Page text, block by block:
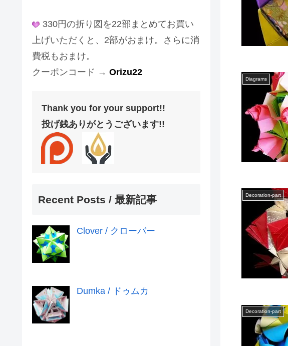
Diagrams
Decoration-part
Decoration-part
330円の折り図を22部まとめてお買い
上げいただくと、2部がおまけ。さらに消
費税もおまけ。
クーポンコード → Orizu22
Thank you for your support!!
投げ銭ありがとうございます!!
Recent Posts / 最新記事
Clover / クローバー
Dumka / ドゥムカ